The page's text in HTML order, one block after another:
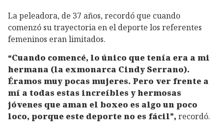
La peleadora, de 37 años, recordó que cuando
comenzó su trayectoria en el deporte los referentes
femeninos eran limitados.
“Cuando comencé, lo único que tenía era a mi
hermana (la exmonarca Cindy Serrano).
Éramos muy pocas mujeres. Pero ver frente a
mí a todas estas increíbles y hermosas
jóvenes que aman el boxeo es algo un poco
loco, porque este deporte no es fácil”, recordó.